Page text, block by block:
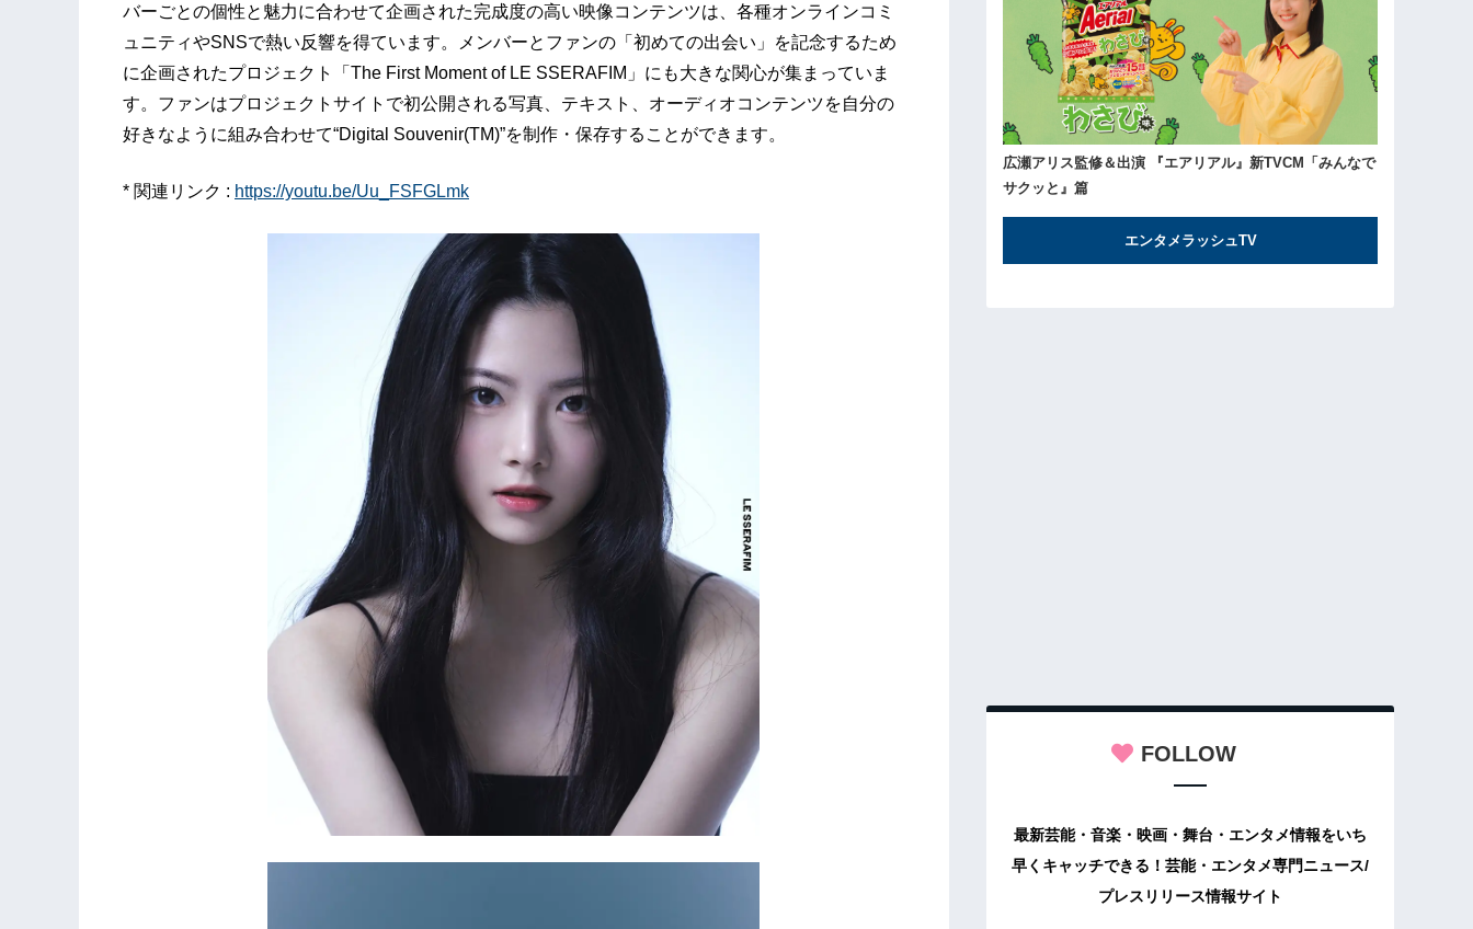
バーごとの個性と魅力に合わせて企画された完成度の高い映像コンテンツは、各種オンラインコミ
ュニティやSNSで熱い反響を得ています。メンバーとファンの「初めての出会い」を記念するため
に企画されたプロジェクト「The First Moment of LE SSERAFIM」にも大きな関心が集まっていま
す。ファンはプロジェクトサイトで初公開される写真、テキスト、オーディオコンテンツを自分の
好きなように組み合わせて“Digital Souvenir(TM)”を制作・保存することができます。
* 関連リンク : https://youtu.be/Uu_FSFGLmk
広瀬アリス監修＆出演 『エアリアル』新TVCM「みんなで
サクッと』篇
エンタメラッシュTV
FOLLOW
最新芸能・音楽・映画・舞台・エンタメ情報をいち
早くキャッチできる！芸能・エンタメ専門ニュース/
プレスリリース情報サイト